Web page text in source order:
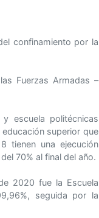
confinamiento por la
Fuerzas Armadas –
escuela politécnicas
superior que
tienen una ejecución
70% al final del año.
2020 fue la Escuela
seguida por la